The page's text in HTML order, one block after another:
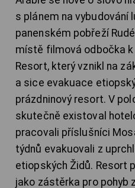
s plánem na vybudování
panenském pobřeží
místě filmová odbočka k
Resort, který vznikl na
a sice evakuace
prázdninový resort. V
skutečně existoval
pracovali příslušníci
týdnů evakuovali z
etiopských Židů. Resort
jako zástěrka pro pohyb